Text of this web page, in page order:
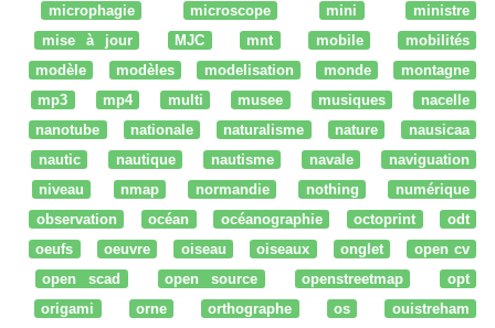
microphagie
microscope mini
ministre
mise à jour
MJC mnt mobile
mobilités
modèle
modèles modelisation monde
montagne
mp3
mp4 multi musee musiques
nacelle
nanotube
nationale naturalisme nature
nausicaa
nautic
nautique nautisme navale
naviguation
niveau
nmap normandie nothing
numérique
observation
océan océanographie octoprint
odt
oeufs
oeuvre oiseau oiseaux onglet
open cv
open scad
open source openstreetmap
opt
origami
orne orthographe os
ouistreham